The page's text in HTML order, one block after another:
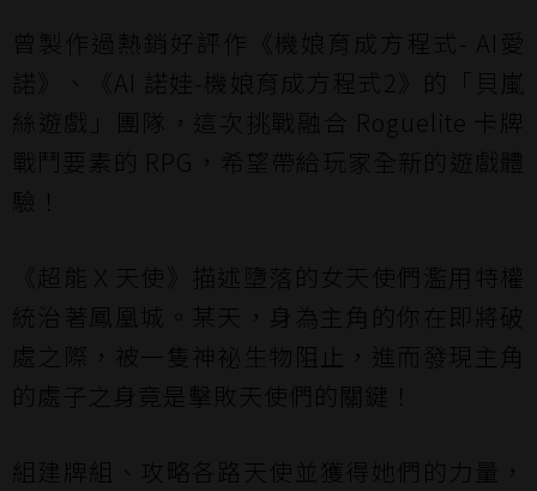
曾製作過熱銷好評作《機娘育成方程式- AI愛
諾》、《AI 諾娃-機娘育成方程式2》的「貝嵐
絲遊戲」團隊，這次挑戰融合 Roguelite 卡牌
戰鬥要素的 RPG，希望帶給玩家全新的遊戲體
驗！
《超能Ｘ天使》描述墮落的女天使們濫用特權
統治著鳳凰城。某天，身為主角的你在即將破
處之際，被一隻神祕生物阻止，進而發現主角
的處子之身竟是擊敗天使們的關鍵！
組建牌組、攻略各路天使並獲得她們的力量，